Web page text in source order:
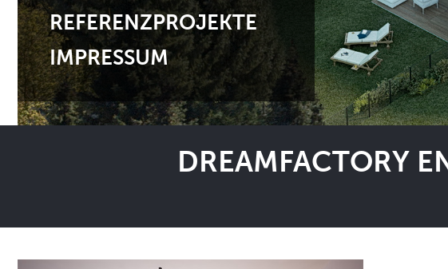
REFERENZPROJEKTE
IMPRESSUM
DREAMFACTORY